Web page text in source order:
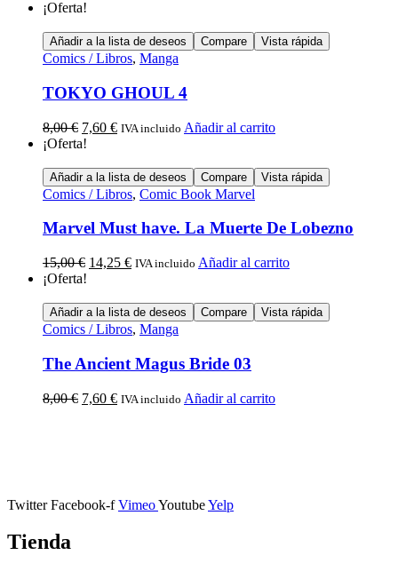
¡Oferta!
Añadir a la lista de deseos Compare Vista rápida
Comics / Libros, Manga
TOKYO GHOUL 4
8,00€ 7,60 € IVA incluido Añadir al carrito
¡Oferta!
Añadir a la lista de deseos Compare Vista rápida
Comics / Libros, Comic Book Marvel
Marvel Must have. La Muerte De Lobezno
15,00€ 14,25 € IVA incluido Añadir al carrito
¡Oferta!
Añadir a la lista de deseos Compare Vista rápida
Comics / Libros, Manga
The Ancient Magus Bride 03
8,00€ 7,60 € IVA incluido Añadir al carrito
Twitter Facebook-f VimeoYoutubeYelp
Tienda